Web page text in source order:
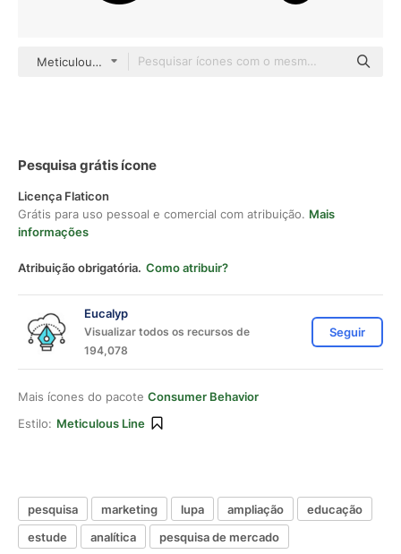
Meticulous Line
Pesquisa grátis ícone
Licença Flaticon
Grátis para uso pessoal e comercial com atribuição. Mais
informações
Atribuição obrigatória. Como atribuir?
Eucalyp
Visualizar todos os recursos de
194,078
Seguir
Mais ícones do pacote Consumer Behavior
Estilo: Meticulous Line
pesquisa marketing lupa ampliação
educação
estude
analítica pesquisa de mercado